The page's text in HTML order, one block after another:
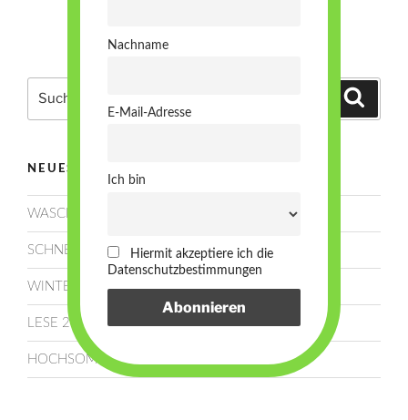
NEUESTE BEITRÄGE
WASCHEN, SCHNEIDEN, LEGEN!
SCHNEE!
WINTERRUHE
LESE 2025!
HOCHSOMMER!
Nachname
E-Mail-Adresse
Ich bin
Hiermit akzeptiere ich die
Datenschutzbestimmungen